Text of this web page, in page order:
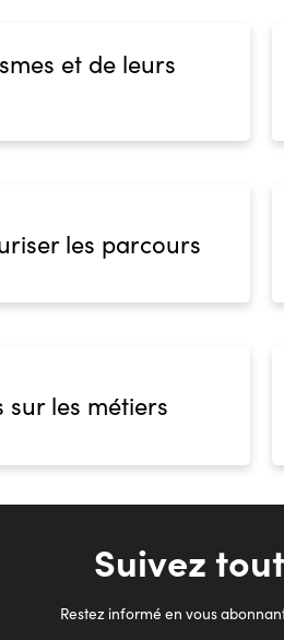
et de leurs
les parcours
sur les métiers
Suivez
Restez informé en vous